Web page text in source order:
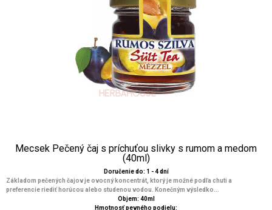
Mecsek Pečený čaj s príchuťou slivky s rumom a medom
(40ml)
Doručenie do: 1 - 4 dní
Základom pečených čajov je ovocný koncentrát, ktorý je možné podľa chuti a
preferencie riediť horúcou alebo studenou vodou. Konečným výsledko...
Objem: 40ml
Hmotnosť pevného podielu: